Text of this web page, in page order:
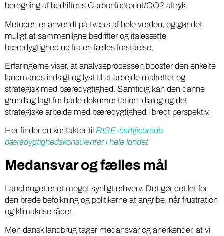
beregning af bedriftens Carbonfootprint/CO2 aftryk.
Metoden er anvendt på tværs af hele verden, og gør det
muligt at sammenligne bedrifter og italesætte
bæredygtighed ud fra en fælles forståelse.
Erfaringerne viser, at analyseprocessen booster den enkelte
landmands indsigt og lyst til at arbejde målrettet og
strategisk med bæredygtighed. Samtidig kan den danne
grundlag lagt for både dokumentation, dialog og det
strategiske arbejde med bæredygtighed i bredt perspektiv.
Her finder du kontakter til RISE-certificerede
bæredygtighedskonsulenter i hele landet
Medansvar og fælles mål
Landbruget er et meget synligt erhverv. Det gør det let for
den brede befolkning og politikerne at angribe, når frustration
og klimakrise råder.
Men dansk landbrug tager medansvar og anerkender, at vi